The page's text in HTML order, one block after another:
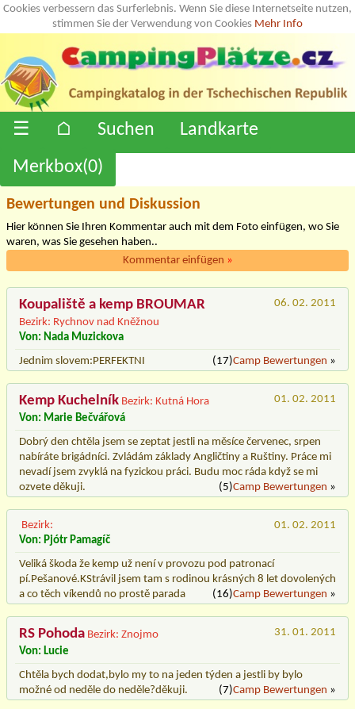
Cookies verbessern das Surferlebnis. Wenn Sie diese Internetseite nutzen,
stimmen Sie der Verwendung von Cookies Mehr Info
☰ ⌂ Suchen
Landkarte
Merkbox(0)
Bewertungen und Diskussion
Hier können Sie Ihren Kommentar auch mit dem Foto einfügen, wo Sie
waren, was Sie gesehen haben..
Kommentar einfügen »
Koupaliště a kemp BROUMAR
Bezirk: Rychnov nad Kněžnou
06. 02. 2011
Von: Nada Muzickova
Jednim slovem:PERFEKTNI
(17)Camp Bewertungen »
Kemp Kuchelník Bezirk: Kutná Hora
01. 02. 2011
Von: Marie Bečvářová
Dobrý den chtěla jsem se zeptat jestli na měsíce červenec, srpen
nabíráte brigádníci. Zvládám základy Angličtiny a Ruštiny. Práce mi
nevadí jsem zvyklá na fyzickou práci. Budu moc ráda když se mi
ozvete děkuji.
(5)Camp Bewertungen »
Bezirk:
01. 02. 2011
Von: Pjótr Pamagíč
Veliká škoda že kemp už není v provozu pod patronací
pí.Pešanové.KStrávil jsem tam s rodinou krásných 8 let dovolených
a co těch víkendů no prostě parada
(16)Camp Bewertungen »
RS Pohoda Bezirk: Znojmo
31. 01. 2011
Von: Lucie
Chtěla bych dodat,bylo my to na jeden týden a jestli by bylo
možné od neděle do neděle?děkuji.
(7)Camp Bewertungen »